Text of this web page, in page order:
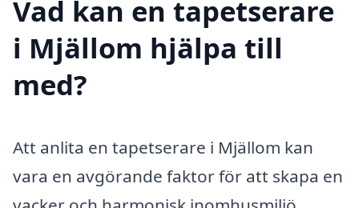
Vad kan en tapetserare
i Mjällom hjälpa till
med?
Att anlita en tapetserare i Mjällom kan
vara en avgörande faktor för att skapa en